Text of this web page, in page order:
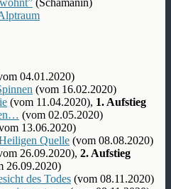
04.01.2020)
(vom 16.02.2020)
(vom 11.04.2020), 1. Aufstieg
(vom 02.05.2020)
13.06.2020)
Quelle (vom 08.08.2020)
26.09.2020), 2. Aufstieg
26.09.2020)
des Todes (vom 08.11.2020)